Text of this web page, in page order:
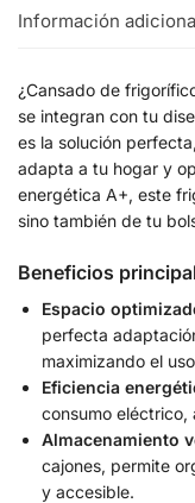
Información
¿Cansado de
se integran con tu
es la solución
adapta a tu hogar y
energética A+, este
sino también de tu
Beneficios
Espacio
perfecta
maximizando el
Eficiencia
consumo eléctrico,
Almacenamiento
cajones, permite
y accesible.